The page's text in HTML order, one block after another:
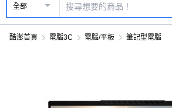
全部
酷澎首頁 電腦3C 電腦/平板 筆記型電腦